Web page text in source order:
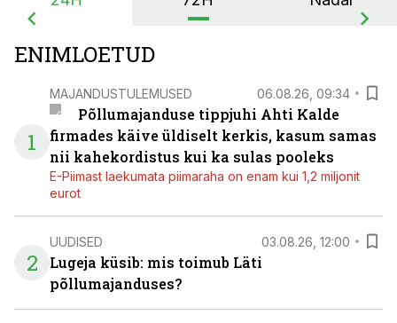
ENIMLOETUD
1
MAJANDUSTULEMUSED 06.08.26, 09:34
Põllumajanduse tippjuhi Ahti Kalde
firmades käive üldiselt kerkis, kasum samas
nii kahekordistus kui ka sulas pooleks
E-Piimast laekumata piimaraha on enam kui 1,2 miljonit
eurot
2
UUDISED 03.08.26, 12:00
Lugeja küsib: mis toimub Läti
põllumajanduses?